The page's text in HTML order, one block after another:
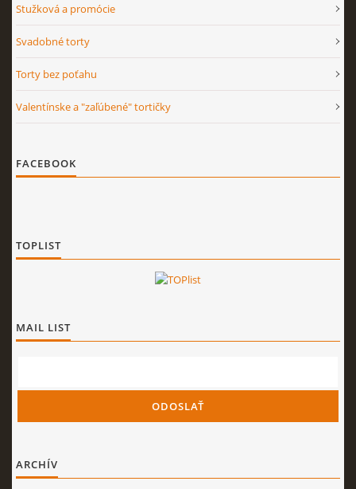
Stužková a promócie
Svadobné torty
Torty bez poťahu
Valentínske a "zaľúbené" tortičky
FACEBOOK
TOPLIST
MAIL LIST
ARCHÍV